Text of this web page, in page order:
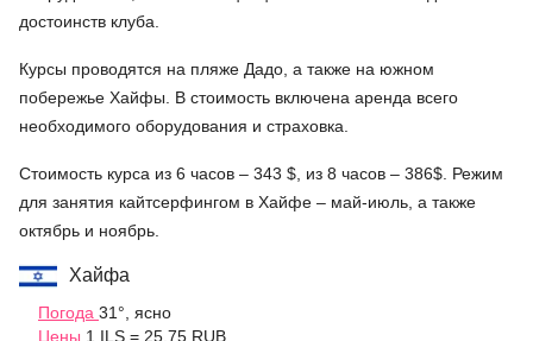
достоинств клуба.
Курсы проводятся на пляже Дадо, а также на южном
побережье Хайфы. В стоимость включена аренда всего
необходимого оборудования и страховка.
Стоимость курса из 6 часов – 343 $, из 8 часов – 386$. Режим
для занятия кайтсерфингом в Хайфе – май-июль, а также
октябрь и ноябрь.
Хайфа
Погода 31°, ясно
Цены 1 ILS = 25.75 RUB